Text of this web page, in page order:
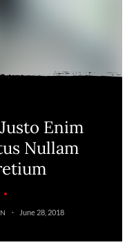
Enim
Nullam
June 28, 2018